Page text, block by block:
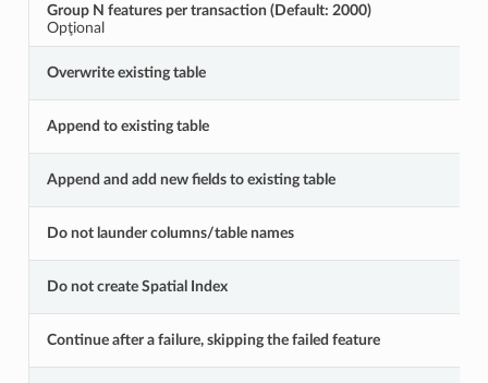
Group N features per transaction (Default: 2000)
Opţional
Overwrite existing table
Append to existing table
Append and add new fields to existing table
Do not launder columns/table names
Do not create Spatial Index
Continue after a failure, skipping the failed feature